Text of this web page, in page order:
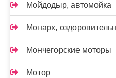
Мойдодыр, автомойка
Монарх,
Мончегорские моторы
Мотор